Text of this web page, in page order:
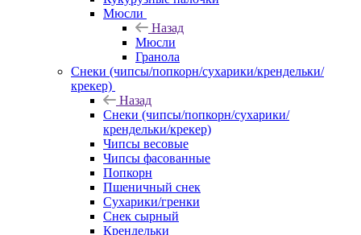
Мюсли
Назад
Мюсли
Гранола
Снеки (чипсы/попкорн/сухарики/крендельки/
крекер)
Назад
Снеки (чипсы/попкорн/сухарики/
крендельки/крекер)
Чипсы весовые
Чипсы фасованные
Попкорн
Пшеничный снек
Сухарики/гренки
Снек сырный
Крендельки